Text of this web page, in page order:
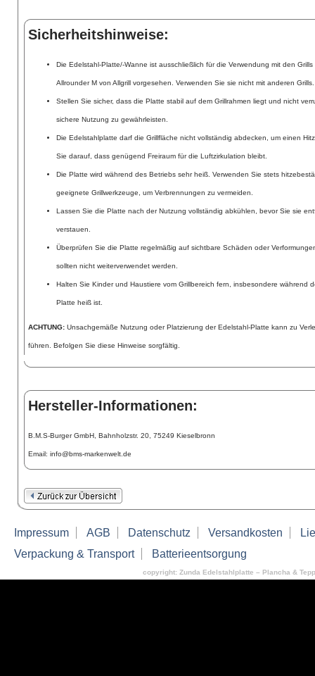
Sicherheitshinweise:
Die Edelstahl-Platte/-Wanne ist ausschließlich für die Verwendung mit den
Allrounder M von Allgrill vorgesehen. Verwenden Sie sie nicht mit anderen Grills.
Stellen Sie sicher, dass die Platte stabil auf dem Grillrahmen liegt und nicht
sichere Nutzung zu gewährleisten.
Die Edelstahlplatte darf die Grillfläche nicht vollständig abdecken, um einen
Sie darauf, dass genügend Freiraum für die Luftzirkulation bleibt.
Die Platte wird während des Betriebs sehr heiß. Verwenden Sie stets
geeignete Grillwerkzeuge, um Verbrennungen zu vermeiden.
Lassen Sie die Platte nach der Nutzung vollständig abkühlen, bevor Sie sie
verstauen.
Überprüfen Sie die Platte regelmäßig auf sichtbare Schäden oder
sollten nicht weiterverwendet werden.
Halten Sie Kinder und Haustiere vom Grillbereich fern, insbesondere während
Platte heiß ist.
ACHTUNG: Unsachgemäße Nutzung oder Platzierung der Edelstahl-Platte kann zu
führen. Befolgen Sie diese Hinweise sorgfältig.
Hersteller-Informationen:
B.M.S-Burger GmbH, Bahnholzstr. 20, 75249 Kieselbronn
Email: info@bms-markenwelt.de
Impressum AGB Datenschutz Versandkosten
Verpackung & Transport
Batterieentsorgung
copyright: Zunda Edelstahlplatte – Plancha &